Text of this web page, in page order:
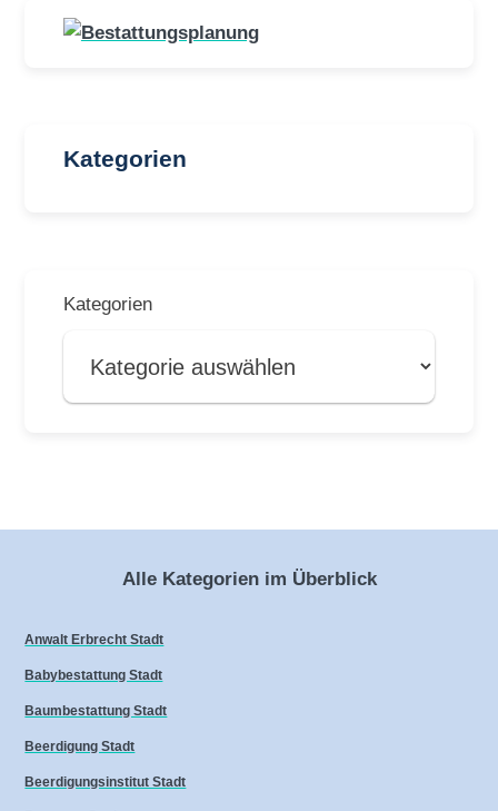
Kategorien
Kategorien
Alle Kategorien im Überblick
Anwalt Erbrecht Stadt
Babybestattung Stadt
Baumbestattung Stadt
Beerdigung Stadt
Beerdigungsinstitut Stadt